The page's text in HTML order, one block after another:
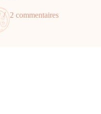
2 commentaires